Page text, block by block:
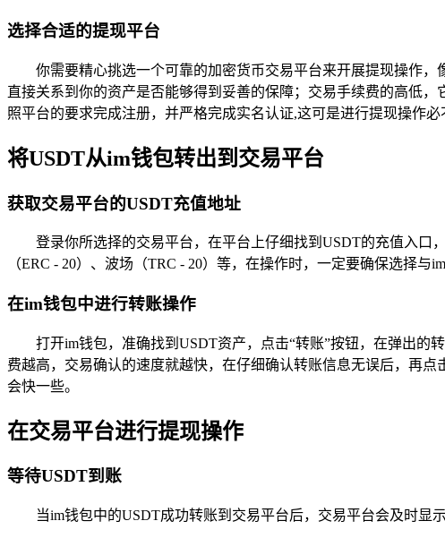
选择合适的提现平台
你需要精心挑选一个可靠的加密货币交易平台来开展提现操作
直接关系到你的资产是否能够得到妥善的保障；交易手续费的高低
照平台的要求完成注册，并严格完成实名认证,这可是进行提现操作必
将USDT从im钱包转出到交易平台
获取交易平台的USDT充值地址
登录你所选择的交易平台，在平台上仔细找到USDT的充值入口
（ERC - 20）、波场（TRC - 20）等，在操作时，一定要确保选择与
在im钱包中进行转账操作
打开im钱包，准确找到USDT资产，点击“转账”按钮，在弹出
费越高，交易确认的速度就越快，在仔细确认转账信息无误后，再
会快一些。
在交易平台进行提现操作
等待USDT到账
当im钱包中的USDT成功转账到交易平台后，交易平台会及时显